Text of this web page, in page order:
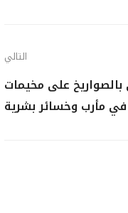
التالي
على مخيمات
في مأرب وخسائر بشرية